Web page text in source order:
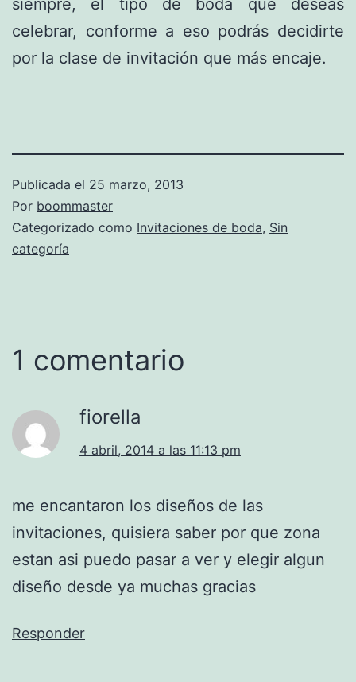
celebrar, conforme a eso podrás decidirte
por la clase de invitación que más encaje.
Publicada el 25 marzo, 2013
Por boommaster
Categorizado como Invitaciones de boda, Sin
categoría
1 comentario
fiorella
4 abril, 2014 a las 11:13 pm
me encantaron los diseños de las
invitaciones, quisiera saber por que zona
estan asi puedo pasar a ver y elegir algun
diseño desde ya muchas gracias
Responder